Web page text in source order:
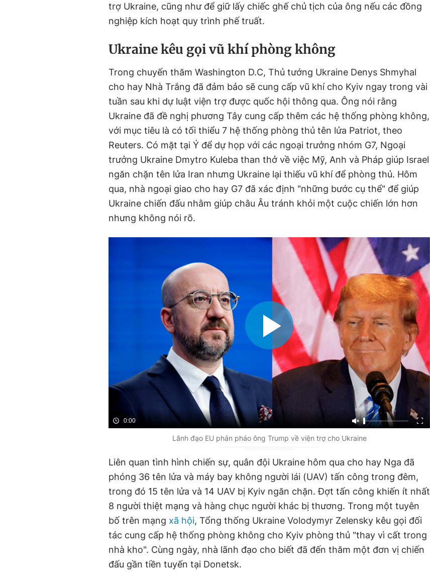
trợ Ukraine, cũng như để giữ lấy chiếc ghế chủ tịch của ông nếu các đồng
nghiệp kích hoạt quy trình phế truất.
Ukraine kêu gọi vũ khí phòng không
Trong chuyến thăm Washington D.C, Thủ tướng Ukraine Denys Shmyhal
cho hay Nhà Trắng đã đảm bảo sẽ cung cấp vũ khí cho Kyiv ngay trong vài
tuần sau khi dự luật viện trợ được quốc hội thông qua. Ông nói rằng
Ukraine đã đề nghị phương Tây cung cấp thêm các hệ thống phòng không,
với mục tiêu là có tối thiểu 7 hệ thống phòng thủ tên lửa Patriot, theo
Reuters. Có mặt tại Ý để dự họp với các ngoại trưởng nhóm G7, Ngoại
trưởng Ukraine Dmytro Kuleba than thở về việc Mỹ, Anh và Pháp giúp Israel
ngăn chặn tên lửa Iran nhưng Ukraine lại thiếu vũ khí để phòng thủ. Hôm
qua, nhà ngoại giao cho hay G7 đã xác định "những bước cụ thể" để giúp
Ukraine chiến đấu nhằm giúp châu Âu tránh khỏi một cuộc chiến lớn hơn
nhưng không nói rõ.
0:00
Lãnh đạo EU phản pháo ông Trump về viện trợ cho Ukraine
Liên quan tình hình chiến sự, quân đội Ukraine hôm qua cho hay Nga đã
phóng 36 tên lửa và máy bay không người lái (UAV) tấn công trong đêm,
trong đó 15 tên lửa và 14 UAV bị Kyiv ngăn chặn. Đợt tấn công khiến ít nhất
8 người thiệt mạng và hàng chục người khác bị thương. Trong một tuyên
bố trên mạng xã hội, Tổng thống Ukraine Volodymyr Zelensky kêu gọi đối
tác cung cấp hệ thống phòng không cho Kyiv phòng thủ "thay vì cất trong
nhà kho". Cùng ngày, nhà lãnh đạo cho biết đã đến thăm một đơn vị chiến
đấu gần tiền tuyến tại Donetsk.